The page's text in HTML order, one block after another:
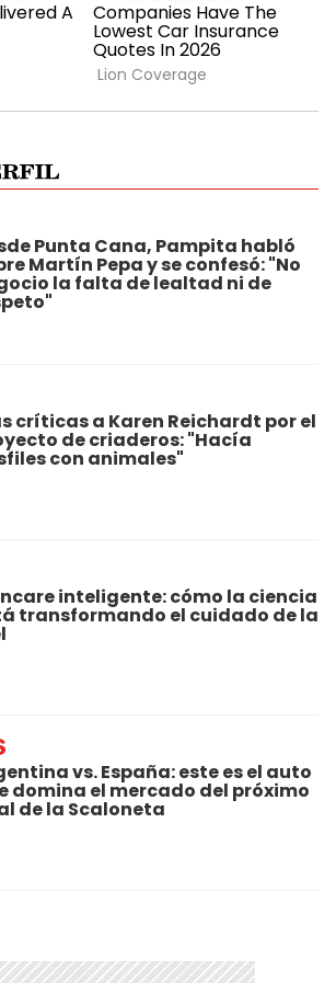
Punta Cana, Pampita habló
Martín Pepa y se confesó: "No
la falta de lealtad ni de
críticas a Karen Reichardt por el
de criaderos: "Hacía
con animales"
inteligente: cómo la ciencia
transformando el cuidado de la
vs. España: este es el auto
domina el mercado del próximo
de la Scaloneta